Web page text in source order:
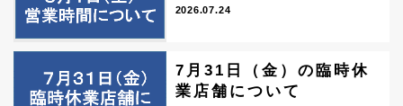
2026.07.24
7月31日（金）の臨時休
業店舗について